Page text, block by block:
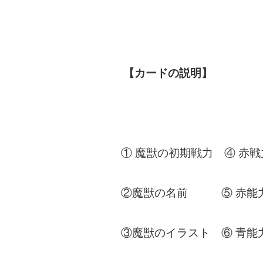
【カードの説明】
① 魔獣の初期戦力 ④ 赤戦
②魔獣の名前 ⑤ 赤能
③魔獣のイラスト ⑥ 青能